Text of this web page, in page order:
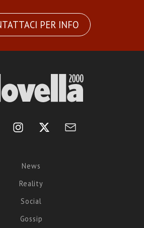
PER INFO
News
Reality
Social
Gossip